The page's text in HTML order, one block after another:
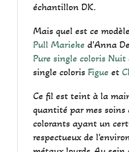
échantillon DK.
Mais quel est ce
Pull Marieke d'Anna
Pure single coloris Nuit
single coloris Figue et
Ce fil est teint à la
quantité par mes soins
colorants ayant un
respectueux de